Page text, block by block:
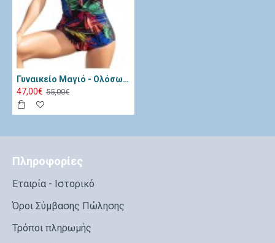
Γυναικείο Μαγιό - Ολόσωμο Etna Paula-708 Μπλε ET-Paula-708
47,00€ 55,00€
Πληροφορίες
Εταιρία - Ιστορικό
Όροι Σύμβασης Πώλησης
Τρόποι πληρωμής